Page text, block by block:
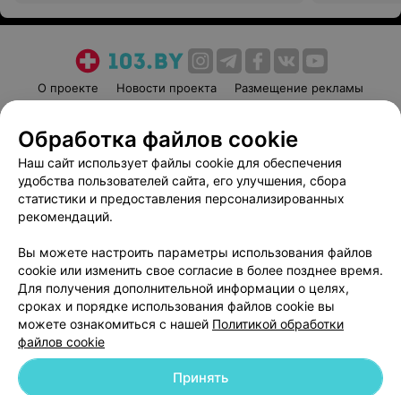
О проекте Новости проекта
Размещение рекламы
Пользовательское соглашение
Способы оплаты
Вакансии
Партнеры
Написать руководителю 103.by
Обработка персональных данных
© 2026 ООО «Артокс Лаб», УНП 191700409 | 220012, Республика Беларусь,
Обработка файлов cookie
Наш сайт использует файлы cookie для обеспечения
удобства пользователей сайта, его улучшения, сбора
статистики и предоставления персонализированных
рекомендаций.
Вы можете настроить параметры использования файлов
cookie или изменить свое согласие в более позднее время.
Для получения дополнительной информации о целях,
сроках и порядке использования файлов cookie вы
можете ознакомиться с нашей Политикой обработки
файлов cookie
Принять